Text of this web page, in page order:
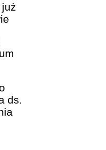
ds.